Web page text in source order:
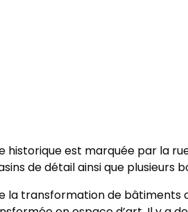
historique est marquée par la
de détail ainsi que plusieurs
la transformation de bâtiments